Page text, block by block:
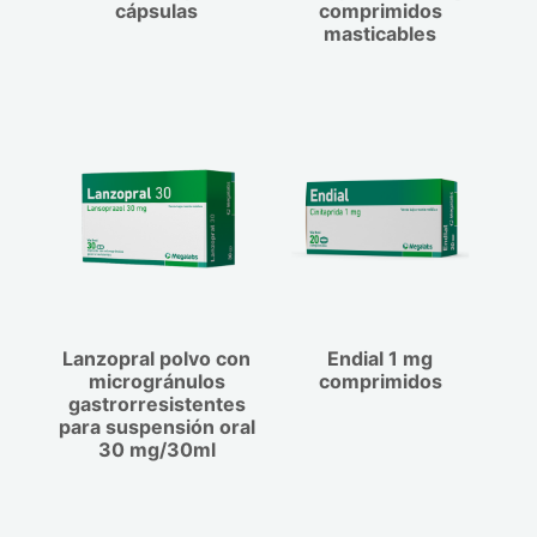
cápsulas
comprimidos
masticables
Lanzopral polvo con
microgránulos
gastrorresistentes
para suspensión oral
30 mg/30ml
Endial 1 mg
comprimidos